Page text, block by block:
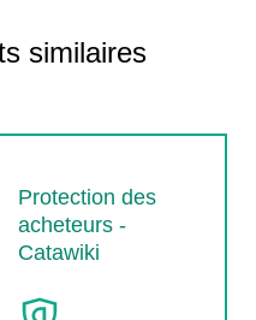
similaires
Protection des
acheteurs -
Catawiki